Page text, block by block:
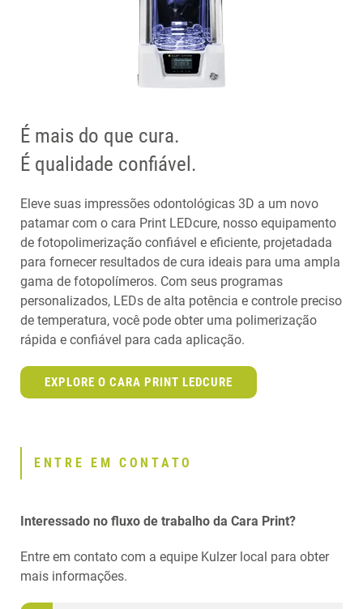
É mais do que cura.
É qualidade confiável.
Eleve suas impressões odontológicas 3D a um novo
patamar com o cara Print LEDcure, nosso equipamento
de fotopolimerização confiável e eficiente, projetadada
para fornecer resultados de cura ideais para uma ampla
gama de fotopolímeros. Com seus programas
personalizados, LEDs de alta potência e controle preciso
de temperatura, você pode obter uma polimerização
rápida e confiável para cada aplicação.
EXPLORE O CARA PRINT LEDCURE
ENTRE EM CONTATO
Interessado no fluxo de trabalho da Cara Print?
Entre em contato com a equipe Kulzer local para obter
mais informações.